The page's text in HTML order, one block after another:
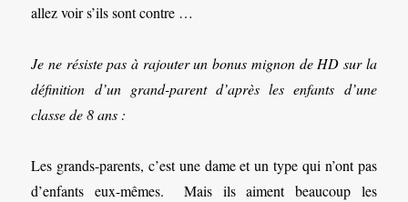
allez voir s’ils sont contre …
Je ne résiste pas à rajouter un bonus mignon de HD sur la
définition d’un grand-parent d’après les enfants d’une
classe de 8 ans :
Les grands-parents, c’est une dame et un type qui n’ont pas
d’enfants eux-mêmes. Mais ils aiment beaucoup les